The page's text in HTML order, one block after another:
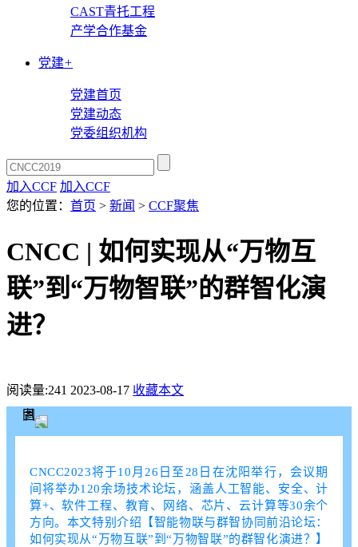
CAST青托工程
产学合作基金
党建+
党建首页
党建动态
党委组织机构
加入CCF 加入CCF
您的位置： 首页 > 新闻 > CCF聚焦
CNCC | 如何实现从“万物互
联”到“万物智联”的群智化演
进？
阅读量:241 2023-08-17 收藏本文
CNCC2023将于10月26日至28日在沈阳举行，会议期
间将举办120余场技术论坛，涵盖人工智能、安全、计
算+、软件工程、教育、网络、芯片、云计算等30余个
方向。本文特别介绍【智能物联与群智协同前沿论坛：
如何实现从“万物互联”到“万物智联”的群智化演进？】